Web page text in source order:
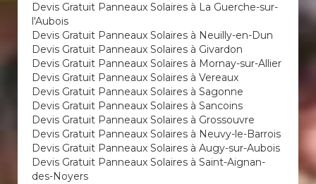
Devis Gratuit Panneaux Solaires à La Guerche-sur-
l'Aubois
Devis Gratuit Panneaux Solaires à Neuilly-en-Dun
Devis Gratuit Panneaux Solaires à Givardon
Devis Gratuit Panneaux Solaires à Mornay-sur-Allier
Devis Gratuit Panneaux Solaires à Vereaux
Devis Gratuit Panneaux Solaires à Sagonne
Devis Gratuit Panneaux Solaires à Sancoins
Devis Gratuit Panneaux Solaires à Grossouvre
Devis Gratuit Panneaux Solaires à Neuvy-le-Barrois
Devis Gratuit Panneaux Solaires à Augy-sur-Aubois
Devis Gratuit Panneaux Solaires à Saint-Aignan-
des-Noyers